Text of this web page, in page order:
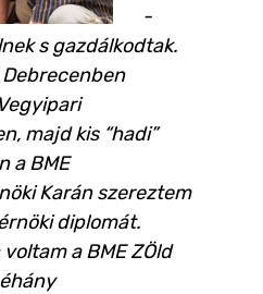
-
s gazdálkodtak.
majd kis “hadi”
a BME
Karán szereztem
diplomát.
a BME ZÖld